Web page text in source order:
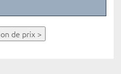
de prix >